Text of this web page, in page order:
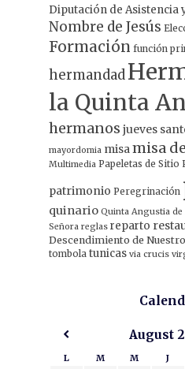
Diputación de Asistencia
Nombre de Jesús
Formación función
hermandad
la Quinta
hermanos jueves
mayordomia misamisa
Multimedia Papeletas de Sitio
patrimonio Peregrinación
quinario Quinta Angustia de
Señora reglas reparto
Descendimiento de
tombola tunicas via crucis
August
L M M J